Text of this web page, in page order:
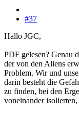
#37
Hallo JGC,
PDF gelesen? Genau
der von den Aliens
Problem. Wir und
darin besteht die
zu finden, bei den
voneinander